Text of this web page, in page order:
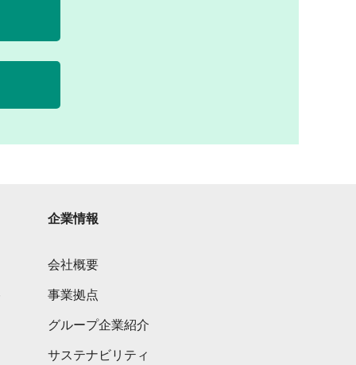
企業情報
会社概要
事業拠点
グループ企業紹介
サステナビリティ